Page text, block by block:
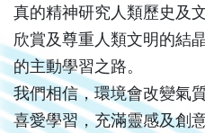
真的精神研究人類歷史及
欣賞及尊重人類文明的結
的主動學習之路。
我們相信，環境會改變氣
喜愛學習，充滿靈感及創